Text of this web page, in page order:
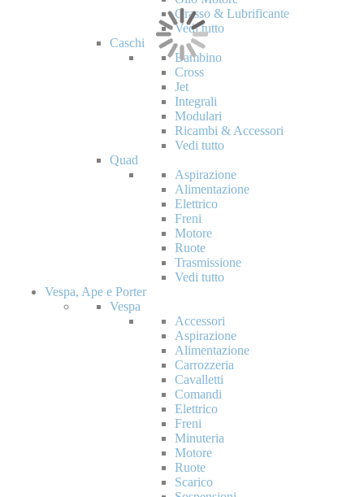
Grasso & Lubrificante
Vedi tutto
Caschi
Bambino
Cross
Jet
Integrali
Modulari
Ricambi & Accessori
Vedi tutto
Quad
Aspirazione
Alimentazione
Elettrico
Freni
Motore
Ruote
Trasmissione
Vedi tutto
Vespa, Ape e Porter
Vespa
Accessori
Aspirazione
Alimentazione
Carrozzeria
Cavalletti
Comandi
Elettrico
Freni
Minuteria
Motore
Ruote
Scarico